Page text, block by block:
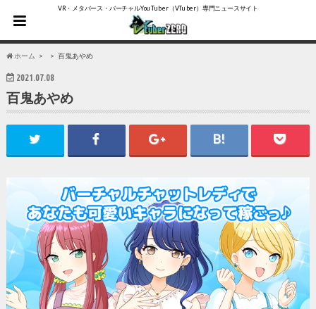
VR・メタバース・バーチャルYouTuber（VTuber）専門ニュースサイト
ホーム 百鬼あやめ
2021.07.08
百鬼あやめ